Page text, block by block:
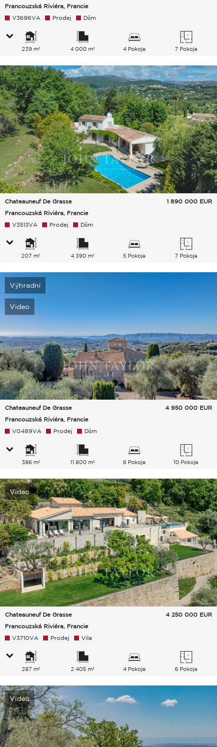
Francouzská Riviéra, Francie
V3696VA
Prodej Dům
239 m² 4 000 m² 4 Pokoje 7 Pokoje
Chateauneuf De Grasse
Francouzská Riviéra, Francie
1 890 000 EUR
V3513VA Prodej Dům
207 m² 4 390 m² 5 Pokoje 7 Pokoje
Výhradní
Video
Chateauneuf De Grasse
Francouzská Riviéra, Francie
4 950 000 EUR
V0489VA Prodej Dům
386 m² 11 800 m² 6 Pokoje 10 Pokoje
Video
Chateauneuf De Grasse
Francouzská Riviéra, Francie
4 250 000 EUR
V3710VA Prodej Vila
287 m² 2 405 m² 4 Pokoje 6 Pokoje
Video